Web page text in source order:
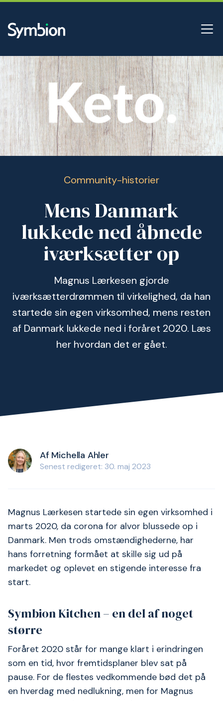
Community-historier
Mens Danmark
lukkede ned åbnede
iværksætter op
Magnus Lærkesen gjorde
iværksætterdrømmen til virkelighed, da han
startede sin egen virksomhed, mens resten
af Danmark lukkede ned i foråret 2020. Læs
her hvordan det er gået.
Af Michella Ahler
Senest redigeret: 30. maj 2023
Magnus Lærkesen startede sin egen virksomhed i
marts 2020, da corona for alvor blussede op i
Danmark. Men trods omstændighederne, har
hans forretning formået at skille sig ud på
markedet og oplevet en stigende interesse fra
start.
Symbion Kitchen – en del af noget
større
Foråret 2020 står for mange klart i erindringen
som en tid, hvor fremtidsplaner blev sat på
pause. For de flestes vedkommende bød det på
en hverdag med nedlukning, men for Magnus